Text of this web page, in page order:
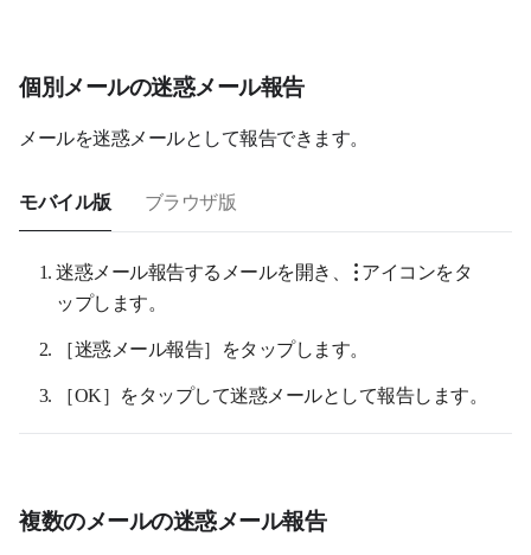
個別メールの迷惑メール報告
メールを迷惑メールとして報告できます。
モバイル版 ブラウザ版
迷惑メール報告するメールを開き、
アイコンをタ
ップします。
［迷惑メール報告］をタップします。
［OK］をタップして迷惑メールとして報告します。
複数のメールの迷惑メール報告